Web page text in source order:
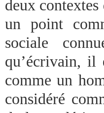
deux
un point
sociale
qu’écrivain, il
comme un
considéré